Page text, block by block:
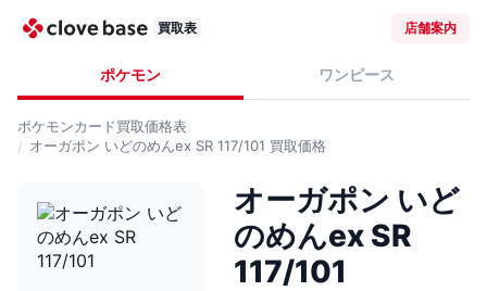
買取表 店舗案内
ポケモン ワンピース
ポケモンカード買取価格表
オーガポン いどのめんex SR 117/101 買取価格
オーガポン いど
のめんex SR
117/101